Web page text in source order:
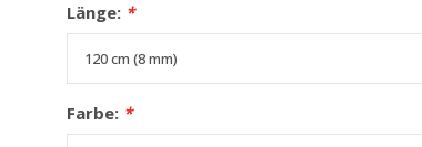
Länge: *
Farbe: *